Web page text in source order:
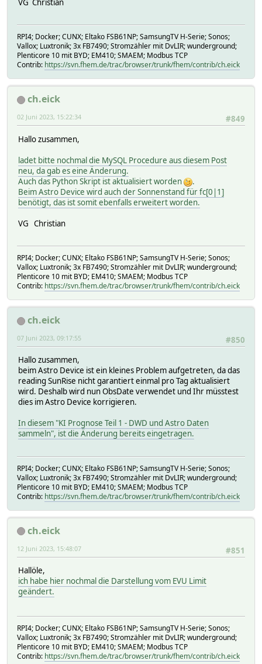
widget([$SELF:ui_command_1],"uzsuDropDown,---
""|\
""\
\
|"Statistiken"|\
Yield(0)|\
Yield('Tag')|\
Yield('Rest')\
"<span style=font-weight:bold>Vor- / Nachmittag</
"<span style=font-weight:bold>Mittagshoch</
\
|"WR_1 / KSEM<dd> / PV Reserve / Netz Leistung</dd>"|\
""|\
sprintf("%d W",[WR_1:SW_Total_PV_P_reserve])|\
sprintf("%d W",[WR_1:Total_Active_P_EM])\
|"Ertrag aktuell<dd> / Tag / Monat / Jahr</dd>"|\
""|\
sprintf("%d kWh",::round([WR_1:SW_Yield_Daily]/1000
sprintf("%d kWh",::round([WR_1:SW_Yield_Monthly]/1000
sprintf("%d kWh",::round([WR_1:SW_Yield_Yearly]/1000
\
Status_Speicher()|\
\
|"WR_1_API<dd>Kommando Auswahl</dd>"|\
widget([$SELF:ui_command_2],"uzsuDropDown,---
""|\
""|\
\
|"Statistiken ".::POSIX::strftime("%Y-%m-
"<span style=font-weight:bold>heute</span>"|\
"<span style=font-
"<span style=font-
\
|"Erzeugung PV-Total"|\
sprintf("%04d W",[WR_1:SW_Total_AC_Active_P])|\
\
sprintf("%04d
\
|"Bezug von Batterie"|\
sprintf("%04d
VG Christian
RPI4; Docker; CUNX; Eltako FSB61NP; SamsungTV H-Serie; Sonos;
Vallox; Luxtronik; 3x FB7490; Stromzähler mit DvLIR; wunderground;
Plenticore 10 mit BYD; EM410; SMAEM; Modbus TCP
Contrib: https://svn.fhem.de/trac/browser/trunk/fhem/contrib/ch.eick
ch.eick
#849
02 Juni 2023, 15:22:34
Hallo zusammen,
ladet bitte nochmal die MySQL Procedure aus diesem Post
neu, da gab es eine Änderung.
Auch das Python Skript ist aktualisiert worden
.
Beim Astro Device wird auch der Sonnenstand für fc[0|1]
benötigt, das ist somit ebenfalls erweitert worden.
VG Christian
RPI4; Docker; CUNX; Eltako FSB61NP; SamsungTV H-Serie; Sonos;
Vallox; Luxtronik; 3x FB7490; Stromzähler mit DvLIR; wunderground;
Plenticore 10 mit BYD; EM410; SMAEM; Modbus TCP
Contrib: https://svn.fhem.de/trac/browser/trunk/fhem/contrib/ch.eick
ch.eick
#850
07 Juni 2023, 09:17:55
Hallo zusammen,
beim Astro Device ist ein kleines Problem aufgetreten, da das
reading SunRise nicht garantiert einmal pro Tag aktualisiert
wird. Deshalb wird nun ObsDate verwendet und Ihr müsstest
dies im Astro Device korrigieren.
In diesem "KI Prognose Teil 1 - DWD und Astro Daten
sammeln", ist die Änderung bereits eingetragen.
RPI4; Docker; CUNX; Eltako FSB61NP; SamsungTV H-Serie; Sonos;
Vallox; Luxtronik; 3x FB7490; Stromzähler mit DvLIR; wunderground;
Plenticore 10 mit BYD; EM410; SMAEM; Modbus TCP
Contrib: https://svn.fhem.de/trac/browser/trunk/fhem/contrib/ch.eick
ch.eick
#851
12 Juni 2023, 15:48:07
Hallöle,
ich habe hier nochmal die Darstellung vom EVU Limit
geändert.
RPI4; Docker; CUNX; Eltako FSB61NP; SamsungTV H-Serie; Sonos;
Vallox; Luxtronik; 3x FB7490; Stromzähler mit DvLIR; wunderground;
Plenticore 10 mit BYD; EM410; SMAEM; Modbus TCP
Contrib: https://svn.fhem.de/trac/browser/trunk/fhem/contrib/ch.eick